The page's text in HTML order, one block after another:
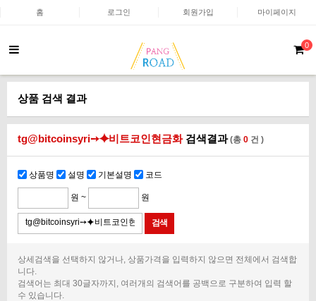
홈 로그인 회원가입 마이페이지
0
상품 검색 결과
tg@bitcoinsyri➙⯌비트코인현금화검색결과(총 0 건 )
상품명 설명 기본설명 코드
원 ~ 원
상세검색을 선택하지 않거나, 상품가격을 입력하지 않으면 전체에서 검색합
니다.
검색어는 최대 30글자까지, 여러개의 검색어를 공백으로 구분하여 입력 할
수 있습니다.